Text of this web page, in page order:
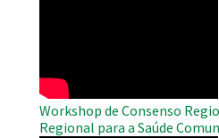
Workshop de Consenso
Regional para a Saúde